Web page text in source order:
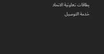
بطاقات تعاونية الاتحاد
خدمة التوصيل